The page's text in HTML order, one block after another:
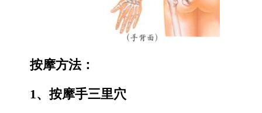
按摩方法：
1、按摩手三里穴